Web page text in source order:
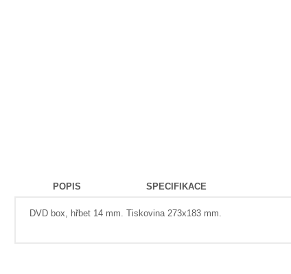
POPIS SPECIFIKACE
DVD box, hřbet 14 mm. Tiskovina 273x183 mm.